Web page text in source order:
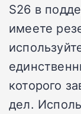
S26 в
имеете
которого
дел.